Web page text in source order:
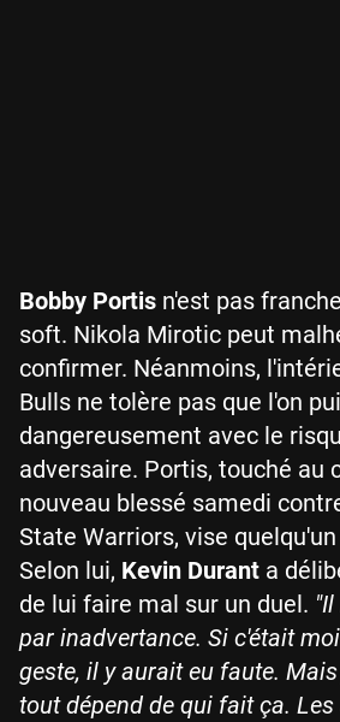
Bobby Portis n'est pas
soft. Nikola Mirotic peut
confirmer. Néanmoins,
Bulls ne tolère pas que l'on
dangereusement avec le
adversaire. Portis, touché au
nouveau blessé samedi
State Warriors, vise
Selon lui, Kevin Durant a
de lui faire mal sur un duel.
par inadvertance. Si c'était
geste, il y aurait eu faute.
tout dépend de qui fait ça.